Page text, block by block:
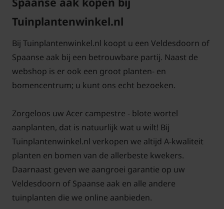
in het voorjaar en in de late zomer.
Acer campestre advies aantal per
strekkende meter:
Maatvoering (in
cm.)
Aantal per
strekkende
meter
(enkele rij)
Aantal per
strekkende
meter
(dubbele
Tuinplantenwinkel.nl
Bij Tuinplantenwinkel.nl koopt u een Veldesdoorn of
Spaanse aak bij een betrouwbare partij. Naast de
webshop is er ook een groot planten- en
bomencentrum; u kunt ons echt bezoeken.
Zorgeloos uw Acer campestre - blote wortel
aanplanten, dat is natuurlijk wat u wilt! Bij
Tuinplantenwinkel.nl verkopen we altijd A-kwaliteit
planten en bomen van de allerbeste kwekers.
Daarnaast geven we aangroei garantie op uw
Veldesdoorn of Spaanse aak en alle andere
tuinplanten die we online aanbieden.